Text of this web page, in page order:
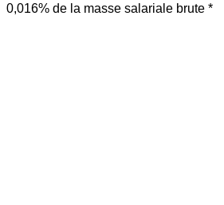
0,016% de la masse salariale brute *